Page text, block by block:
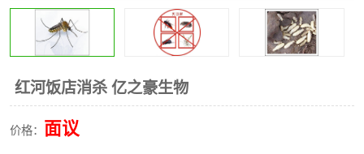
红河饭店消杀 亿之豪生物
价格： 面议